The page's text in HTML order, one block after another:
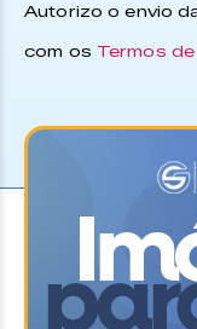
Autorizo o envio
com os Termos